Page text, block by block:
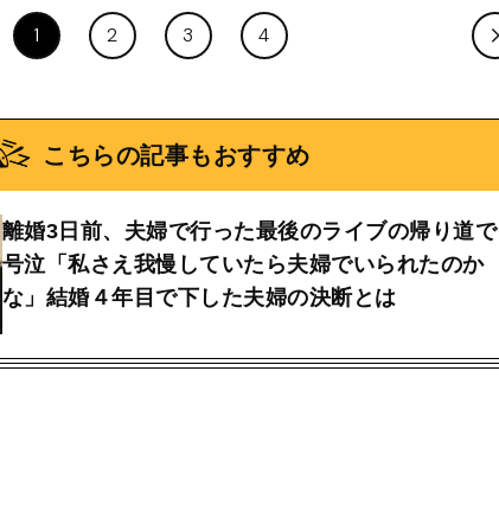
1 2 3 4
こちらの記事もおすすめ
離婚3日前、夫婦で行った最後のライブの帰り道で
号泣「私さえ我慢していたら夫婦でいられたのか
な」結婚４年目で下した夫婦の決断とは